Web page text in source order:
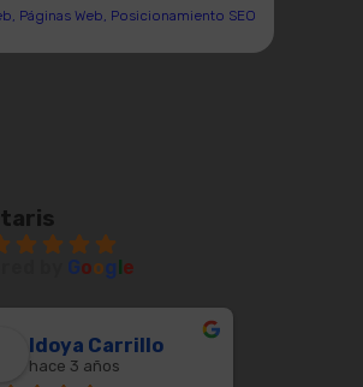
Páginas Web, Posicionamiento SEO
Google
Idoya Carrillo
hace 3 años